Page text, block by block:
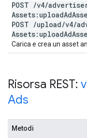
POST /v4/
Assets:uploadAd
POST /upload/v4/
Assets:uploadAd
Carica e crea un asset
Risorsa REST:
Ads
Metodi